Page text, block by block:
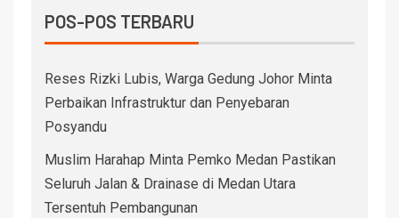
POS-POS TERBARU
Reses Rizki Lubis, Warga Gedung Johor Minta
Perbaikan Infrastruktur dan Penyebaran
Posyandu
Muslim Harahap Minta Pemko Medan Pastikan
Seluruh Jalan & Drainase di Medan Utara
Tersentuh Pembangunan